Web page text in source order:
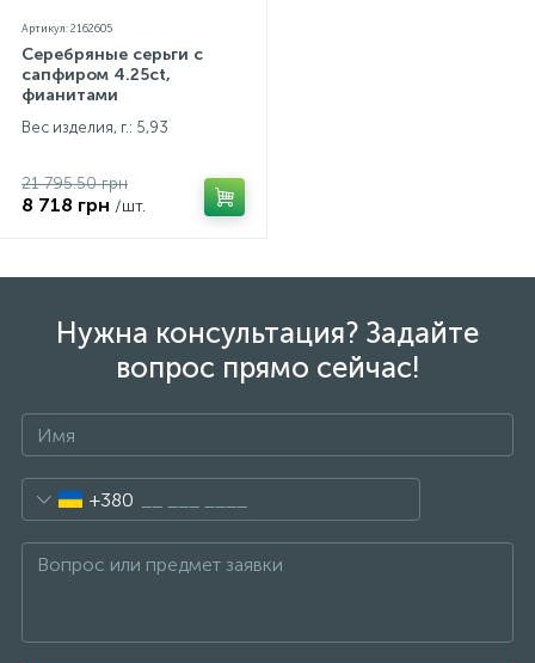
Артикул: 2162605
Серебряные серьги с
сапфиром 4.25ct,
фианитами
Вес изделия, г.: 5,93
21 795.50 грн
8 718 грн /шт.
Нужна консультация? Задайте
вопрос прямо сейчас!
+380